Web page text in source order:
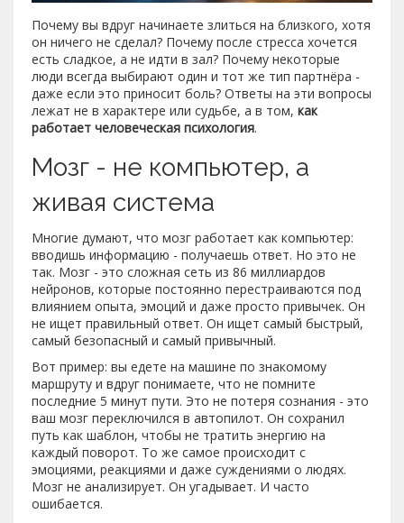
Почему вы вдруг начинаете злиться на близкого, хотя
он ничего не сделал? Почему после стресса хочется
есть сладкое, а не идти в зал? Почему некоторые
люди всегда выбирают один и тот же тип партнёра -
даже если это приносит боль? Ответы на эти вопросы
лежат не в характере или судьбе, а в том, как
работает человеческая психология.
Мозг - не компьютер, а
живая система
Многие думают, что мозг работает как компьютер:
вводишь информацию - получаешь ответ. Но это не
так. Мозг - это сложная сеть из 86 миллиардов
нейронов, которые постоянно перестраиваются под
влиянием опыта, эмоций и даже просто привычек. Он
не ищет правильный ответ. Он ищет самый быстрый,
самый безопасный и самый привычный.
Вот пример: вы едете на машине по знакомому
маршруту и вдруг понимаете, что не помните
последние 5 минут пути. Это не потеря сознания - это
ваш мозг переключился в автопилот. Он сохранил
путь как шаблон, чтобы не тратить энергию на
каждый поворот. То же самое происходит с
эмоциями, реакциями и даже суждениями о людях.
Мозг не анализирует. Он угадывает. И часто
ошибается.